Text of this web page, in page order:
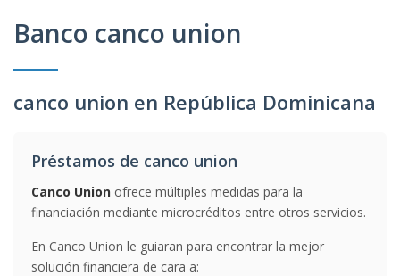
Banco canco union
canco union en República Dominicana
Préstamos de canco union
Canco Union ofrece múltiples medidas para la
financiación mediante microcréditos entre otros servicios.
En Canco Union le guiaran para encontrar la mejor
solución financiera de cara a: